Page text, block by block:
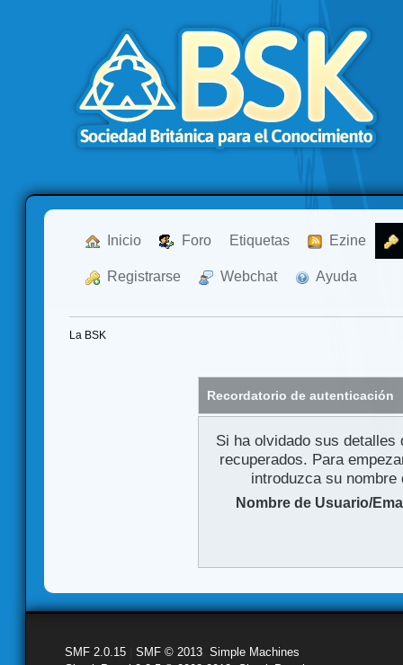
Inicio Foro Etiquetas Ezine
Registrarse Webchat Ayuda
La BSK
Recordatorio de autenticación
Si ha olvidado sus
recuperados. Para
introduzca su
Nombre de Usuario/
SMF 2.0.15 SMF © 2013 Simple Machines